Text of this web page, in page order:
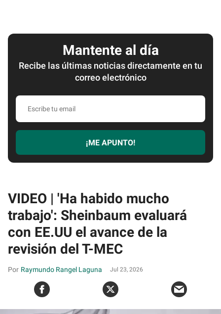
Mantente al día
Recibe las últimas noticias directamente en tu
correo electrónico
Escribe
email
¡ME APUNTO!
VIDEO | 'Ha habido mucho
trabajo': Sheinbaum evaluará
con EE.UU el avance de la
revisión del T-MEC
Raymundo Rangel Laguna Jul 23, 2026